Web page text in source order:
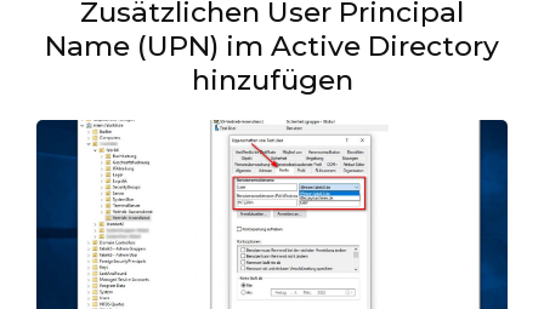
Zusätzlichen User Principal
Name (UPN) im Active Directory
hinzufügen